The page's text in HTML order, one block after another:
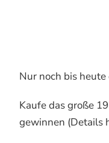
Nur noch bis
Kaufe das große
gewinnen (Details